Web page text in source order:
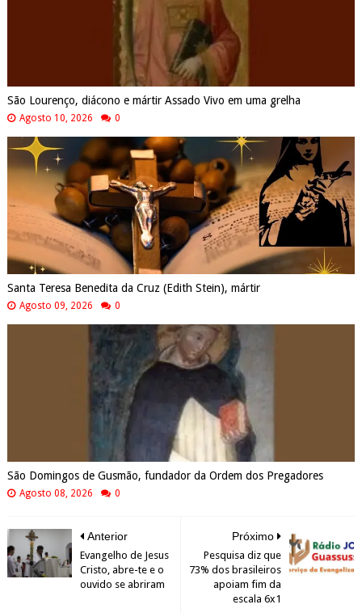
São Lourenço, diácono e mártir Assado Vivo em uma grelha
Agosto 10, 2026 0
Santa Teresa Benedita da Cruz (Edith Stein), mártir
Agosto 09, 2026 0
São Domingos de Gusmão, fundador da Ordem dos Pregadores
Agosto 08, 2026 0
Próximo
Pesquisa diz que
73% dos brasileiros
apoiam fim da
escala 6x1
Anterior
Evangelho de Jesus
Cristo, abre-te e o
ouvido se abriram